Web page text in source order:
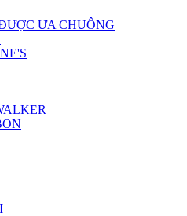
ƯA CHUÔNG